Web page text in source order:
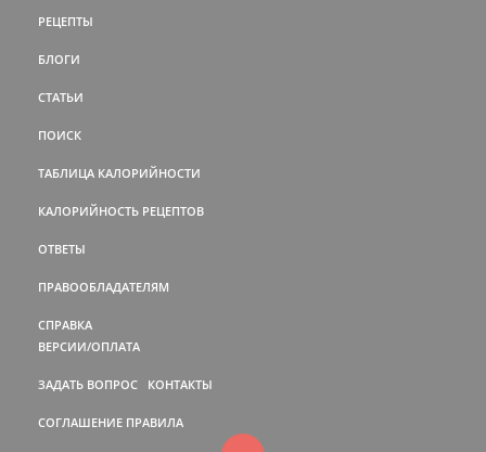
РЕЦЕПТЫ
БЛОГИ
СТАТЬИ
ПОИСК
ТАБЛИЦА КАЛОРИЙНОСТИ
КАЛОРИЙНОСТЬ РЕЦЕПТОВ
ОТВЕТЫ
ПРАВООБЛАДАТЕЛЯМ
СПРАВКА
ВЕРСИИ/ОПЛАТА
ЗАДАТЬ ВОПРОС КОНТАКТЫ
СОГЛАШЕНИЕ ПРАВИЛА